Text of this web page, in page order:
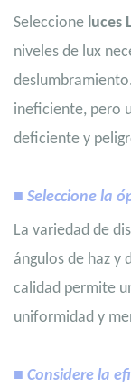
Seleccione luces
niveles de lux
ineficiente, pero
deficiente y
■ Seleccione la
La variedad de
ángulos de haz y
calidad permite
uniformidad y
■ Considere la